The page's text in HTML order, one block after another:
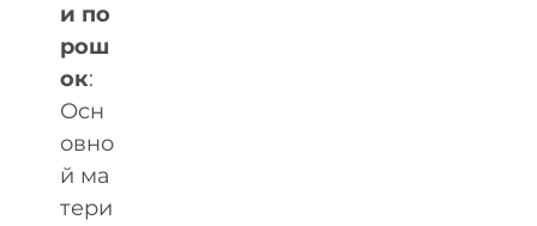
и по
рош
ок:
Осн
овно
й ма
тери